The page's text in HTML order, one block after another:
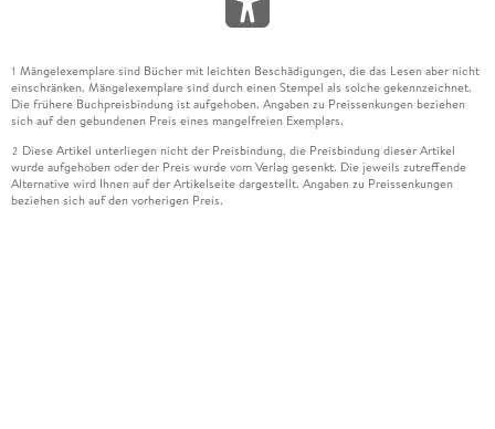
1 Mängelexemplare sind Bücher mit leichten Beschädigungen, die das Lesen aber nicht
einschränken. Mängelexemplare sind durch einen Stempel als solche gekennzeichnet.
Die frühere Buchpreisbindung ist aufgehoben. Angaben zu Preissenkungen beziehen
sich auf den gebundenen Preis eines mangelfreien Exemplars.
2 Diese Artikel unterliegen nicht der Preisbindung, die Preisbindung dieser Artikel
wurde aufgehoben oder der Preis wurde vom Verlag gesenkt. Die jeweils zutreffende
Alternative wird Ihnen auf der Artikelseite dargestellt. Angaben zu Preissenkungen
beziehen sich auf den vorherigen Preis.